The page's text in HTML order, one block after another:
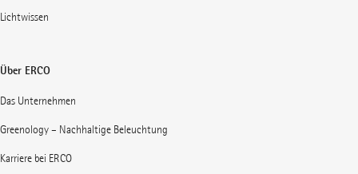
Lichtwissen
Über ERCO
Das Unternehmen
Greenology – Nachhaltige Beleuchtung
Karriere bei ERCO